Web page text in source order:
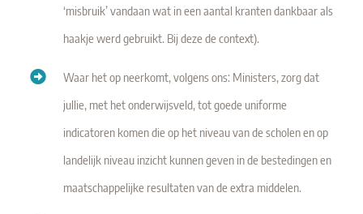
‘misbruik’ vandaan wat in een aantal kranten dankbaar als
haakje werd gebruikt. Bij deze de context).
Waar het op neerkomt, volgens ons: Ministers, zorg dat
jullie, met het onderwijsveld, tot goede uniforme
indicatoren komen die op het niveau van de scholen en op
landelijk niveau inzicht kunnen geven in de bestedingen en
maatschappelijke resultaten van de extra middelen.